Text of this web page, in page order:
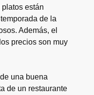
están
de la
Además, el
precios son muy
una buena
de un restaurante